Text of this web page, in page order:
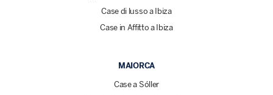
Case di lusso a Ibiza
Case in Affitto a Ibiza
MAIORCA
Case a Sóller